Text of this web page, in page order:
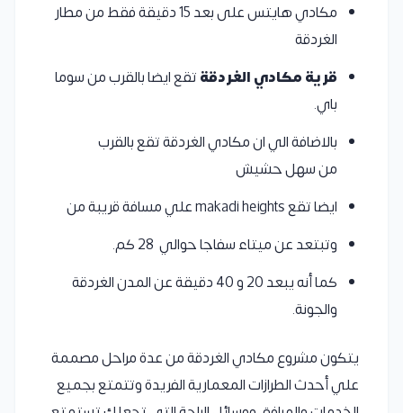
مكادي هايتس على بعد 15 دقيقة فقط من مطار
الغردقة
قرية مكادي الغردقةتقع ايضا بالقرب من سوما
باي.
بالاضافة الي ان مكادي الغردقة تقع بالقرب
من سهل حشيش
ايضا تقع makadi heights علي مسافة قريبة من
وتبتعد عن ميتاء سفاجا حوالي 28 كم.
كما أنه يبعد 20 و 40 دقيقة عن المدن الغردقة
والجونة.
يتكون مشروع مكادي الغردقة من عدة مراحل مصممة
علي أحدث الطرازات المعمارية الفريدة وتتمتع بجميع